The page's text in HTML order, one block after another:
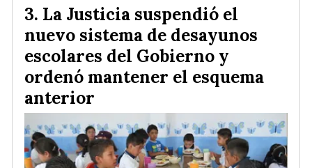
La Justicia suspendió el
nuevo sistema de desayunos
escolares del Gobierno y
ordenó mantener el esquema
anterior